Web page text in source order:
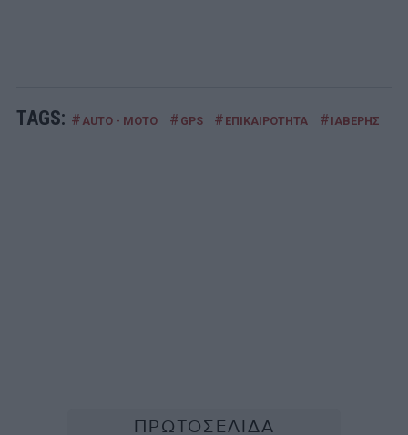
TAGS: # AUTO - MOTO # GPS # ΕΠΙΚΑΙΡΟΤΗΤΑ # ΙΑΒΕΡΗΣ